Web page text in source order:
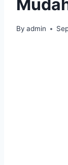
By admin